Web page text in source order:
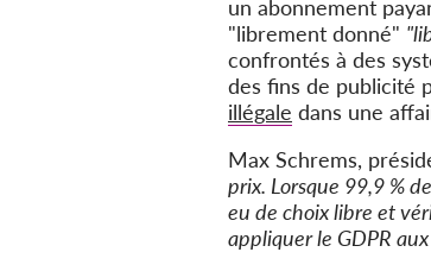
un abonnement
"librement donné"
confrontés à des
des fins de publicité
illégale dans une
Max Schrems,
prix. Lorsque 99,9 %
eu de choix libre et
appliquer le GDPR